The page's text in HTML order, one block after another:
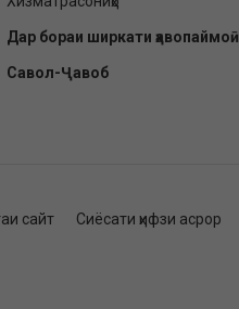
Дар бораи ширкати ҳавопаймоӣ
Савол-Ҷавоб
сайт Сиёсати ҳифзи асрор